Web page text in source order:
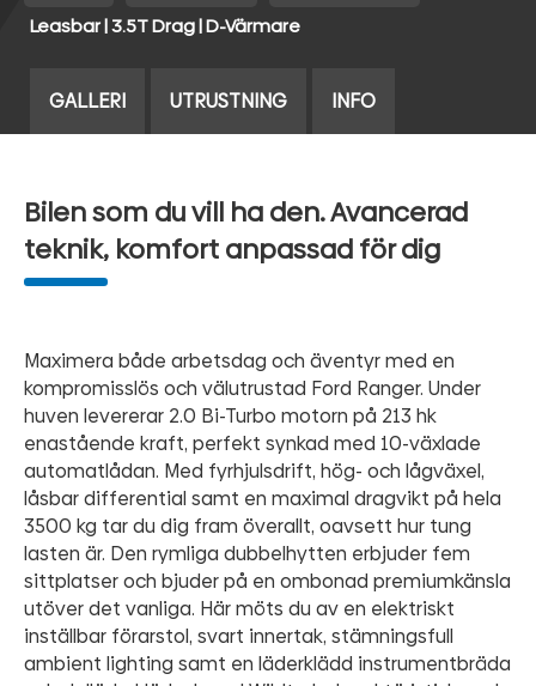
Leasbar | 3.5T Drag | D-Värmare
GALLERI UTRUSTNING INFO
Bilen som du vill ha den. Avancerad
teknik, komfort anpassad för dig
Maximera både arbetsdag och äventyr med en
kompromisslös och välutrustad Ford Ranger. Under
huven levererar 2.0 Bi-Turbo motorn på 213 hk
enastående kraft, perfekt synkad med 10-växlade
automatlådan. Med fyrhjulsdrift, hög- och lågväxel,
låsbar differential samt en maximal dragvikt på hela
3500 kg tar du dig fram överallt, oavsett hur tung
lasten är. Den rymliga dubbelhytten erbjuder fem
sittplatser och bjuder på en ombonad premiumkänsla
utöver det vanliga. Här möts du av en elektriskt
inställbar förarstol, svart innertak, stämningsfull
ambient lighting samt en läderklädd instrumentbräda